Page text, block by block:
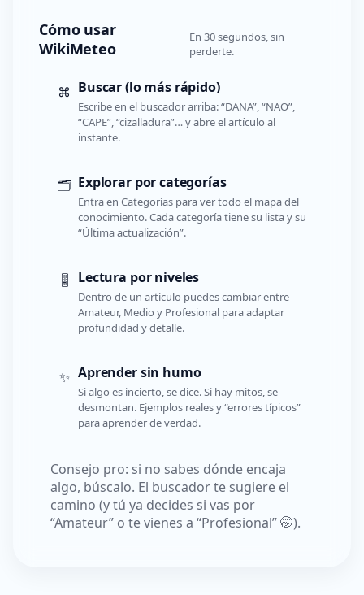
Cómo usar
WikiMeteo
En 30 segundos, sin
perderte.
⌘ Buscar (lo más rápido)
Escribe en el buscador arriba: “DANA”, “NAO”,
“CAPE”, “cizalladura”… y abre el artículo al
instante.
🗂️ Explorar por categorías
Entra en Categorías para ver todo el mapa del
conocimiento. Cada categoría tiene su lista y su
“Última actualización”.
🎚️ Lectura por niveles
Dentro de un artículo puedes cambiar entre
Amateur, Medio y Profesional para adaptar
profundidad y detalle.
✨ Aprender sin humo
Si algo es incierto, se dice. Si hay mitos, se
desmontan. Ejemplos reales y “errores típicos”
para aprender de verdad.
Consejo pro: si no sabes dónde encaja
algo, búscalo. El buscador te sugiere el
camino (y tú ya decides si vas por
“Amateur” o te vienes a “Profesional” 🤭).